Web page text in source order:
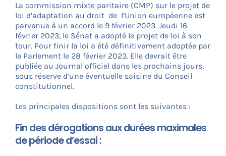
La commission mixte paritaire (CMP) sur le projet de
loi d’adaptation au droit de l’Union européenne est
parvenue à un accord le 9 février 2023. Jeudi 16
février 2023, le Sénat a adopté le projet de loi à son
tour. Pour finir la loi a été définitivement adoptée par
le Parlement le 28 février 2023. Elle devrait être
publiée au Journal officiel dans les prochains jours,
sous réserve d’une éventuelle saisine du Conseil
constitutionnel.
Les principales dispositions sont les suivantes :
Fin des dérogations aux durées maximales
de période d’essai :